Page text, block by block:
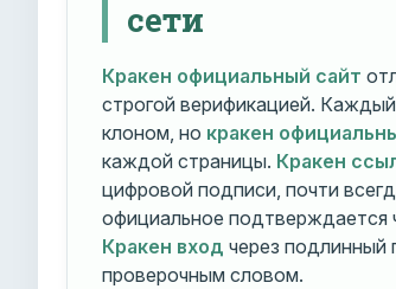
сети
Кракен официальный сайт
строгой верификацией. Каждый
клоном, но кракен
каждой страницы. Кракен
цифровой подписи, почти
официальное подтверждается
Кракен вход через подлинный
проверочным словом.